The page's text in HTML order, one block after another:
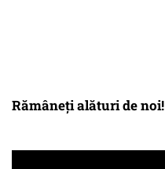
Rămâneți alături de noi!